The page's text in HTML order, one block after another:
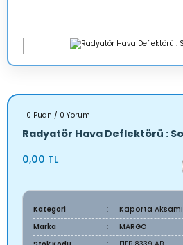
0 Puan / 0 Yorum
Radyatör Hava Deflektörü :
0,00 TL
Kategori
Kaporta Aksamı
Marka
MARGO